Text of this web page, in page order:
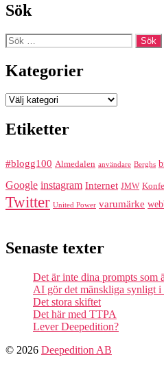
Sök
Sök
efter:
Kategorier
Kategorier
Etiketter
#blogg100 Almedalen användare Berghs
Google instagram Internet JMW
Twitter United Power varumärke
Senaste texter
Det är inte dina prompts som
AI gör det mänskliga synligt i
Det stora skiftet
Det här med TTPA
Lever Deepedition?
© 2026 Deepedition AB